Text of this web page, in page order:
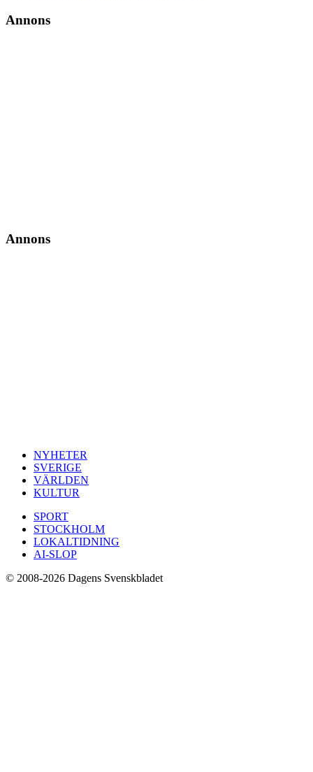
Annons
Annons
NYHETER
SVERIGE
VÄRLDEN
KULTUR
SPORT
STOCKHOLM
LOKALTIDNING
AI-SLOP
© 2008-2026 Dagens Svenskbladet